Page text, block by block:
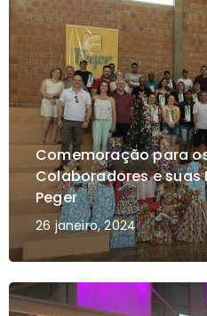
Comemoração para
Colaboradores e suas
Peger
26 janeiro, 2024